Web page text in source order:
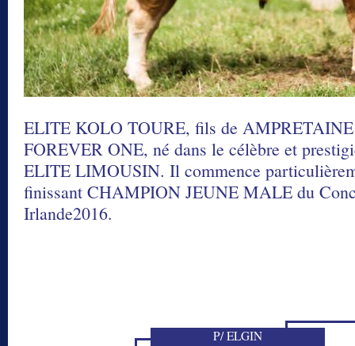
ELITE KOLO TOURE, fils de
FOREVER ONE, né dans le célèbre et
ELITE LIMOUSIN. Il commence
finissant CHAMPION JEUNE MALE du
Irlande2016.
P/ ELGIN